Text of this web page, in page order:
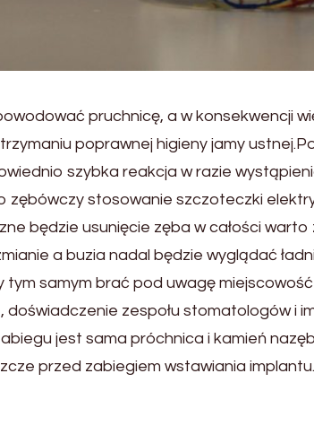
pruchnicę, a w konsekwencji
poprawnej higieny jamy
szybka reakcja w razie
zębówczy stosowanie szczoteczki
będzie usunięcie zęba w całości
a buzia nadal będzie wyglądać
samym brać pod uwagę
doświadczenie zespołu stomatologów i
jest sama próchnica i kamień
przed zabiegiem wstawiania implantu.